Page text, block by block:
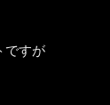
ですが